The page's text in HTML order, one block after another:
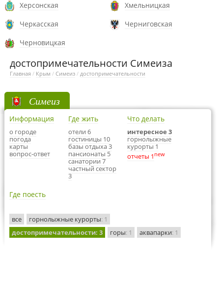
Херсонская
Хмельницкая
Черкасская
Черниговская
Черновицкая
достопримечательности Симеиза
Главная / Крым / Симеиз / достопримечательности
Симеиз
Информация
о городе
погода
карты
вопрос-ответ
Где жить
отели 6
гостиницы 10
базы отдыха 3
пансионаты 5
санатории 7
частный сектор
3
Что делать
интересное 3
горнолыжные
курорты 1
отчеты 1 new
Где поесть
все горнолыжные курорты: 1
достопримечательности: 3 горы: 1 аквапарки: 1